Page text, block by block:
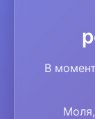
В